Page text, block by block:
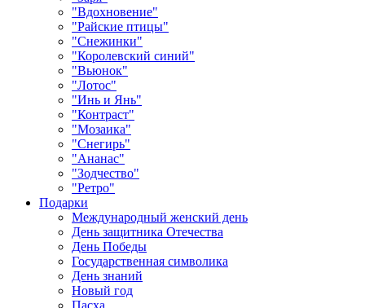
"Вдохновение"
"Райские птицы"
"Снежинки"
"Королевский синий"
"Вьюнок"
"Лотос"
"Инь и Янь"
"Контраст"
"Мозаика"
"Снегирь"
"Ананас"
"Зодчество"
"Ретро"
Подарки
Международный женский день
День защитника Отечества
День Победы
Государственная символика
День знаний
Новый год
Пасха